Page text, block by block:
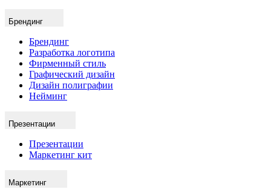
Брендинг
Брендинг
Разработка логотипа
Фирменный стиль
Графический дизайн
Дизайн полиграфии
Нейминг
Презентации
Презентации
Маркетинг кит
Маркетинг